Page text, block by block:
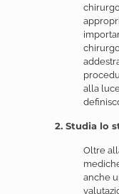
alla
2. Studia lo
Oltre
anche